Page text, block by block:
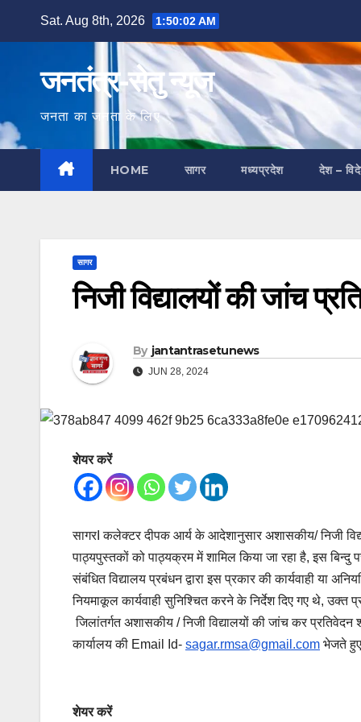
Sat. Aug 8th, 2026 1:50:03 AM
जनतंत्र-सेतु न्यूज
जनता का जनता के लिए
HOME सागर मध्यप्रदेश देश –
सागर
निजी विद्यालयों की जांच
By jantantrasetunews
JUN 28, 2024
शेयर करें
सागरI कलेक्टर दीपक आर्य के आदेशानुसार अशासकीय/ निजी
पाठ्यपुस्तकों को पाठ्यक्रम में शामिल किया जा रहा है, इस
संबंधित विद्यालय प्रबंधन द्वारा इस प्रकार की कार्यवाही या
नियमाकूल कार्यवाही सुनिश्चित करने के निर्देश दिए गए थे, उक्त
जिलांतर्गत अशासकीय / निजी विद्यालयों की जांच कर
कार्यालय की Email Id- sagar.rmsa@gmail.com भेजते
शेयर करें